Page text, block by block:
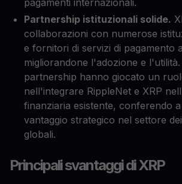
Partnership istituzionali solide.
collaborazioni con numerose
e fornitori di servizi di pagamento
migliorandone l'adozione e l'utilità.
partnership hanno giocato un
nell'integrare RippleNet e XRP
finanziaria esistente, conferendo
vantaggio strategico nel settore
globali.
Principali svantaggi di XRP